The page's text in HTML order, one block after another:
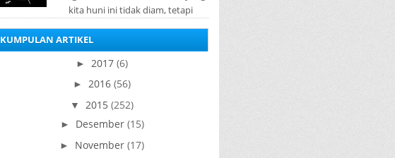
kita huni ini tidak diam, tetapi
disebut rotasi bumi. Waktu yang
diperlukan...
KUMPULAN ARTIKEL
► 2017 (6)
► 2016 (56)
▼ 2015 (252)
► Desember (15)
► November (17)